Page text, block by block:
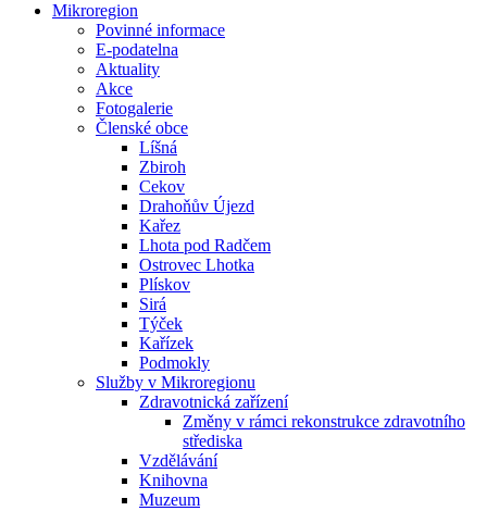
Mikroregion
Povinné informace
E-podatelna
Aktuality
Akce
Fotogalerie
Členské obce
Líšná
Zbiroh
Cekov
Drahoňův Újezd
Kařez
Lhota pod Radčem
Ostrovec Lhotka
Plískov
Sirá
Týček
Kařízek
Podmokly
Služby v Mikroregionu
Zdravotnická zařízení
Změny v rámci rekonstrukce zdravotního
střediska
Vzdělávání
Knihovna
Muzeum